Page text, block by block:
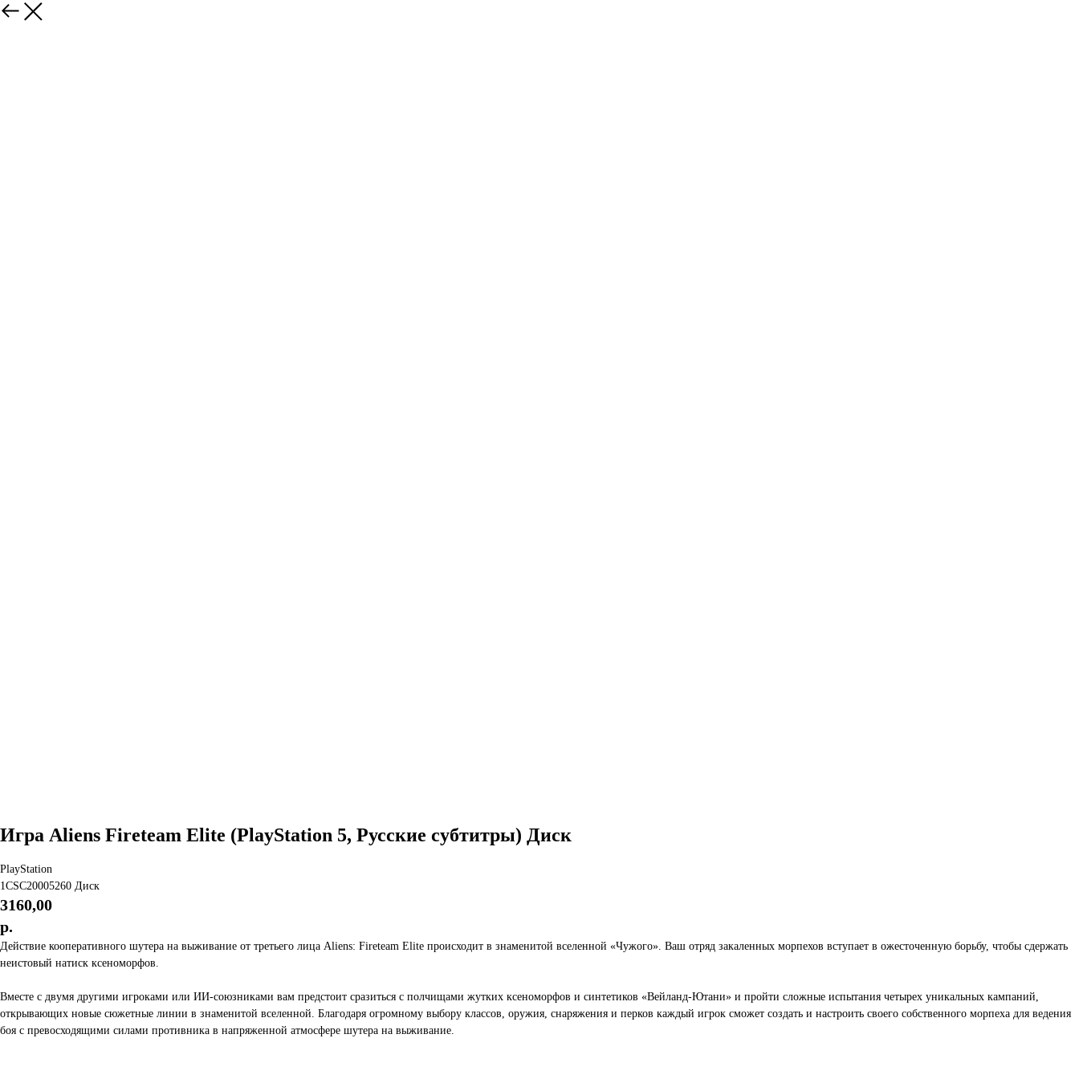
Игра Aliens Fireteam Elite (PlayStation 5, Русские субтитры) Диск
PlayStation
1CSC20005260 Диск
3160,00
р.
Действие кооперативного шутера на выживание от третьего лица Aliens: Fireteam Elite происходит в знаменитой вселенной «Чужого». Ваш отряд закаленных морпехов вступает в ожесточенную борьбу, чтобы сдержать
неистовый натиск ксеноморфов.
Вместе с двумя другими игроками или ИИ-союзниками вам предстоит сразиться с полчищами жутких ксеноморфов и синтетиков «Вейланд-Ютани» и пройти сложные испытания четырех уникальных кампаний,
открывающих новые сюжетные линии в знаменитой вселенной. Благодаря огромному выбору классов, оружия, снаряжения и перков каждый игрок сможет создать и настроить своего собственного морпеха для ведения
боя с превосходящими силами противника в напряженной атмосфере шутера на выживание.